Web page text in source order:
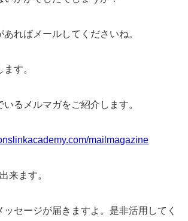
ればメールしてくださいね。
す。
るメルマガをご紹介します。
mailmagazine
来ます。
セージが届きますよ。是非活用してく